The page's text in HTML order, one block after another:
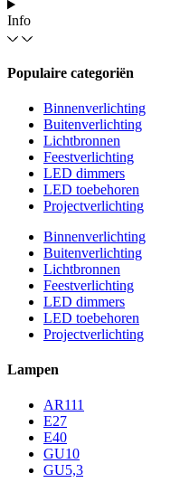
Info
Populaire categoriën
Binnenverlichting
Buitenverlichting
Lichtbronnen
Feestverlichting
LED dimmers
LED toebehoren
Projectverlichting
Binnenverlichting
Buitenverlichting
Lichtbronnen
Feestverlichting
LED dimmers
LED toebehoren
Projectverlichting
Lampen
AR111
E27
E40
GU10
GU5,3